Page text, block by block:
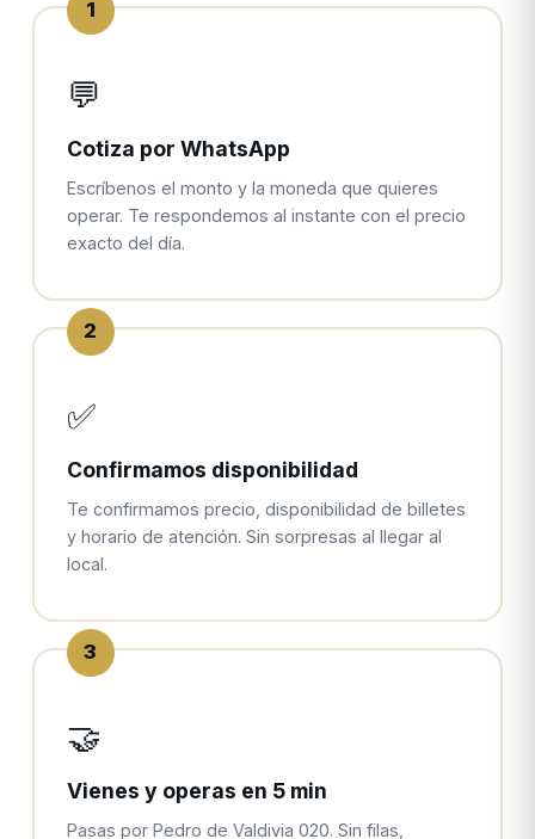
1
💬
Cotiza por WhatsApp
Escríbenos el monto y la moneda que quieres
operar. Te respondemos al instante con el precio
exacto del día.
2
✅
Confirmamos disponibilidad
Te confirmamos precio, disponibilidad de billetes
y horario de atención. Sin sorpresas al llegar al
local.
3
🤝
Vienes y operas en 5 min
Pasas por Pedro de Valdivia 020. Sin filas,